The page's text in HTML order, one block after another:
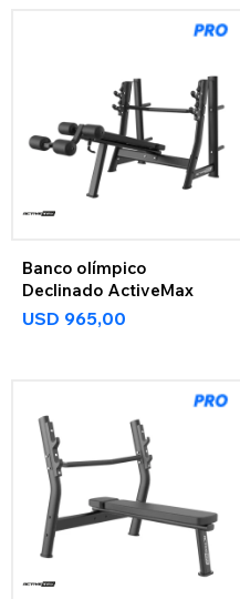
Banco olímpico
Declinado ActiveMax
USD 965,00